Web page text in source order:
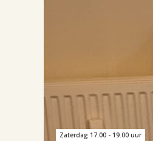
Zaterdag 17.00 - 19.00 uur